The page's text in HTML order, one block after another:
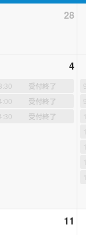
ーランドで外国人に
語は全く出てこなく
チャー(+_+)その悔し
話学校へ通いました
ビルにて１カ月のホ
々な国から来た友人
社などに勤務。貿
28
4
受付終了
受付終了
受付終了
11